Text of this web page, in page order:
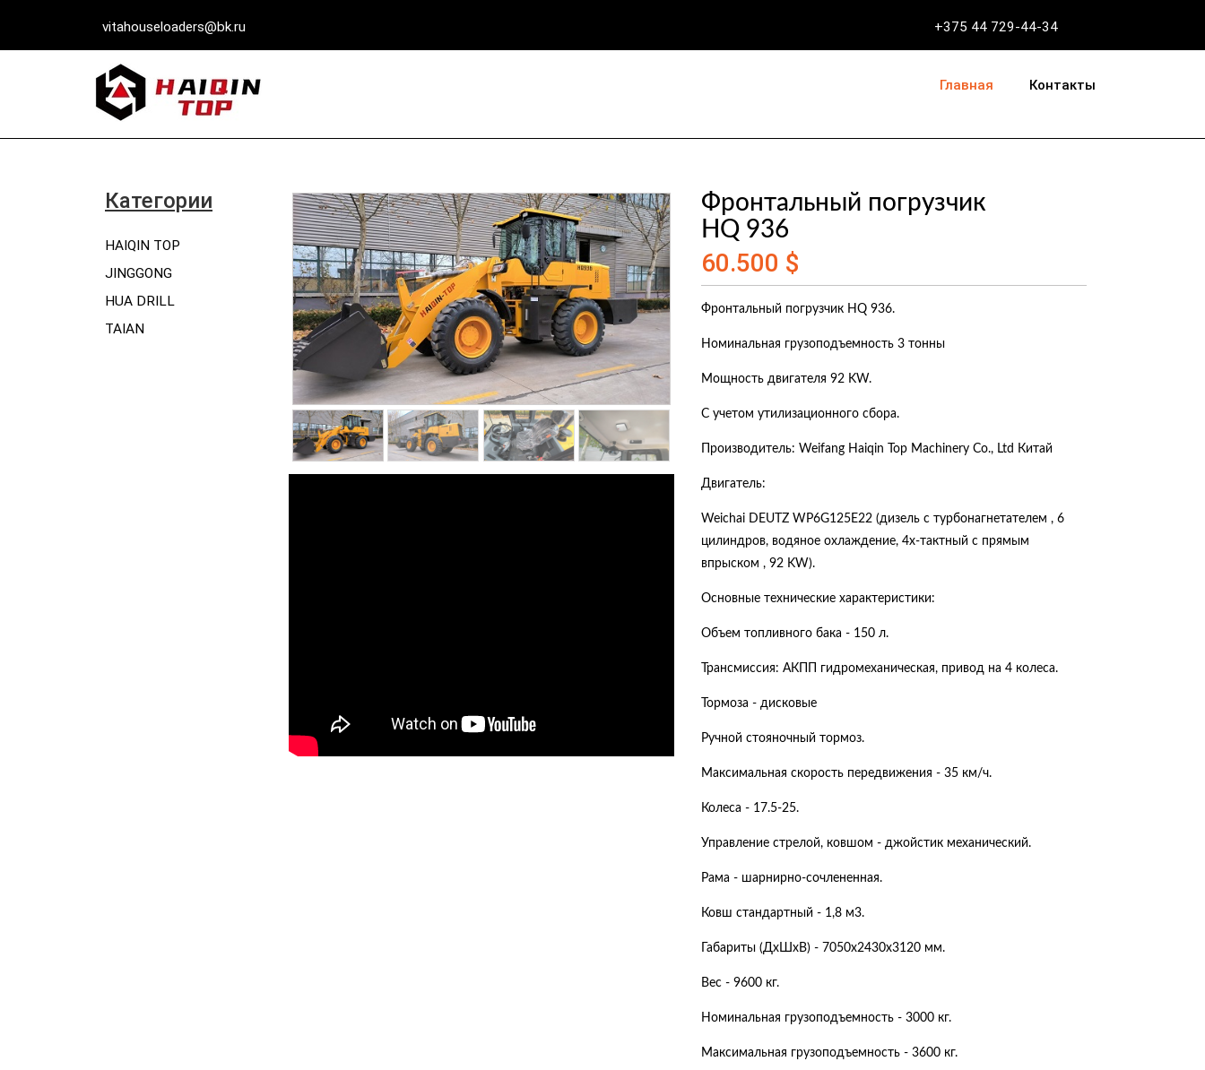
vitahouseloaders@bk.ru +375 44 729-44-34
Главная Контакты
Категории
HAIQIN TOP
JINGGONG
HUA DRILL
TAIAN
Фронтальный погрузчик
HQ 936
60.500 $
Фронтальный погрузчик HQ 936.
Номинальная грузоподъемность 3 тонны
Мощность двигателя 92 KW.
С учетом утилизационного сбора.
Производитель: Weifang Haiqin Тор Machinery Co., Ltd Китай
Двигатель:
Weichai DEUTZ WP6G125E22 (дизель с турбонагнетателем , 6
цилиндров, водяное охлаждение, 4х-тактный с прямым
впрыском , 92 KW).
Основные технические характеристики:
Объем топливного бака - 150 л.
Трансмиссия: АКПП гидромеханическая, привод на 4 колеса.
Тормоза - дисковые
Ручной стояночный тормоз.
Максимальная скорость передвижения - 35 км/ч.
Колеса - 17.5-25.
Управление стрелой, ковшом - джойстик механический.
Рама - шарнирно-сочлененная.
Ковш стандартный - 1,8 м3.
Габариты (ДхШхВ) - 7050x2430x3120 мм.
Вес - 9600 кг.
Номинальная грузоподъемность - 3000 кг.
Максимальная грузоподъемность - 3600 кг.